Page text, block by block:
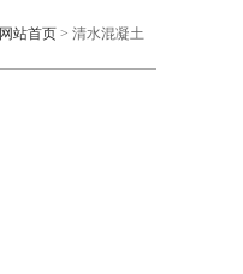
网站首页 > 清水混凝土